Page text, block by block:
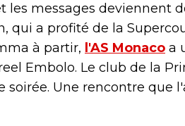
les messages deviennent
qui a profité de la
à partir, l'AS Monaco a
Embolo. Le club de la
soirée. Une rencontre que